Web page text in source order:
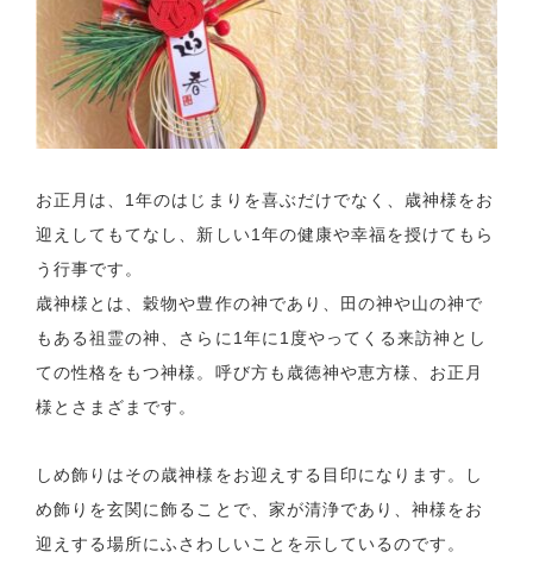
お正月は、1年のはじまりを喜ぶだけでなく、歳神様をお
迎えしてもてなし、新しい1年の健康や幸福を授けてもら
う行事です。
歳神様とは、穀物や豊作の神であり、田の神や山の神で
もある祖霊の神、さらに1年に1度やってくる来訪神とし
ての性格をもつ神様。呼び方も歳徳神や恵方様、お正月
様とさまざまです。
しめ飾りはその歳神様をお迎えする目印になります。し
め飾りを玄関に飾ることで、家が清浄であり、神様をお
迎えする場所にふさわしいことを示しているのです。